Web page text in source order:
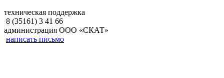
техническая поддержка
8 (35161) 3 41 66
администрация ООО «СКАТ»
написать письмо